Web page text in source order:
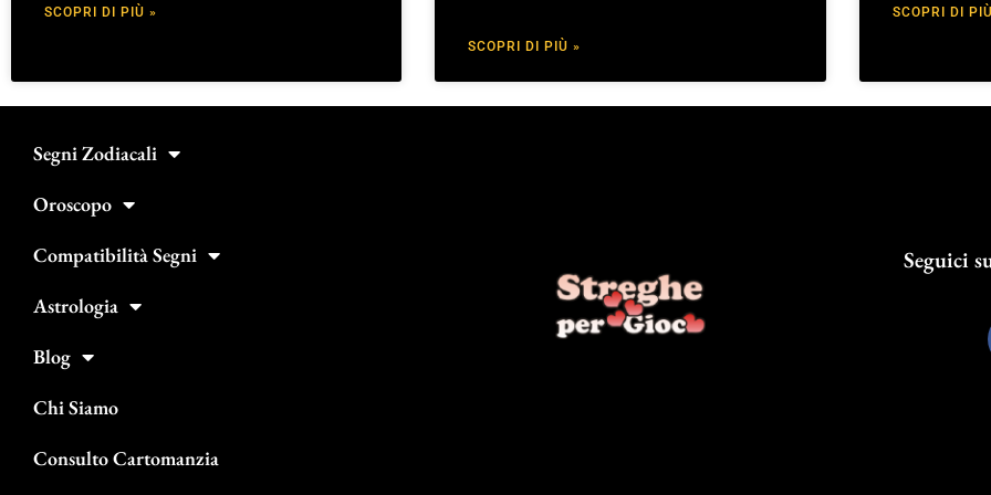
SCOPRI DI PIÙ »
SCOPRI DI PIÙ »
SCOPRI DI
Segni Zodiacali
Oroscopo
Compatibilità Segni
Astrologia
Blog
Chi Siamo
Consulto Cartomanzia
Seguici